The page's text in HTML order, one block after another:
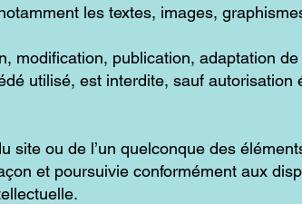
les textes, images,
modification, publication, adaptation
utilisé, est interdite, sauf autorisation
site ou de l’un quelconque des
et poursuivie conformément aux